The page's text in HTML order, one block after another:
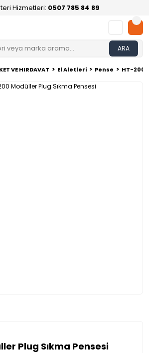
Hizmetleri: 0507 785 84 89
ARA
VE HIRDAVAT El Aletleri Pense HT-200
Plug Sıkma Pensesi